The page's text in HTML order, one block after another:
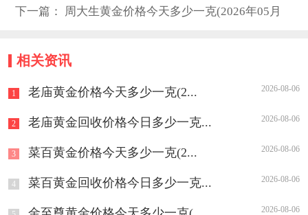
月20日)
下一篇： 周大生黄金价格今天多少一克(2026年05月
相关资讯
1 老庙黄金价格今天多少一克(2... 2026-08-06
2 老庙黄金回收价格今日多少一克... 2026-08-06
3 菜百黄金价格今天多少一克(2... 2026-08-06
4 菜百黄金回收价格今日多少一克... 2026-08-06
2026-08-06